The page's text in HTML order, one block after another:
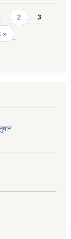
2 3
»